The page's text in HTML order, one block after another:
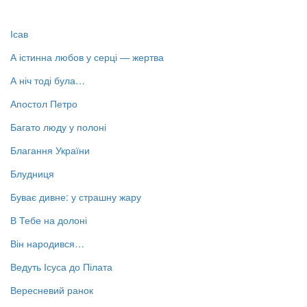
Ісав
А істинна любов у серці — жертва
А ніч тоді була…
Апостол Петро
Багато люду у полоні
Благання України
Блудниця
Буває дивне: у страшну жару
В Тебе на долоні
Він народився…
Ведуть Ісуса до Пілата
Вересневий ранок